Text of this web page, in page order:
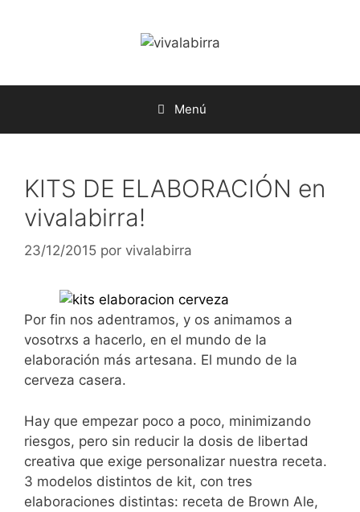
Menú
KITS DE ELABORACIÓN en
vivalabirra!
23/12/2015 por vivalabirra
Por fin nos adentramos, y os animamos a
vosotrxs a hacerlo, en el mundo de la
elaboración más artesana. El mundo de la
cerveza casera.
Hay que empezar poco a poco, minimizando
riesgos, pero sin reducir la dosis de libertad
creativa que exige personalizar nuestra receta.
3 modelos distintos de kit, con tres
elaboraciones distintas: receta de Brown Ale,